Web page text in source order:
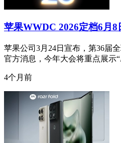
苹果WWDC 2026定档6月
苹果公司3月24日宣布，第36届
官方消息，今年大会将重点展示
4个月前